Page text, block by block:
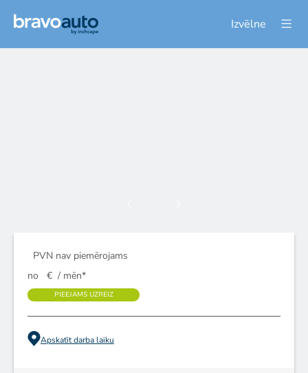
Izvēlne
PVN nav piemērojams
no
€ / mēn*
PIEEJAMS UZREIZ
Apskatīt darba laiku